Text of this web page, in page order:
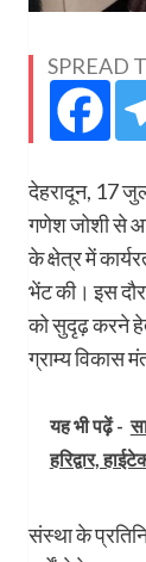
SPREAD
देहरादून, 17
गणेश जोशी से
के क्षेत्र में
भेंट की। इस
को सुदृढ़ करने
ग्राम्य विकास
यह भी पढ़ें -
हरिद्वार,
संस्था के